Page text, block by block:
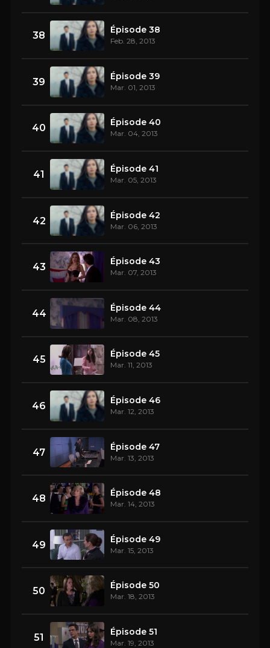
38 Épisode 38
Feb. 28, 2013
39 Épisode 39
Mar. 01, 2013
40 Épisode 40
Mar. 04, 2013
41 Épisode 41
Mar. 05, 2013
42 Épisode 42
Mar. 06, 2013
43 Épisode 43
Mar. 07, 2013
44 Épisode 44
Mar. 08, 2013
45 Épisode 45
Mar. 11, 2013
46 Épisode 46
Mar. 12, 2013
47 Épisode 47
Mar. 13, 2013
48 Épisode 48
Mar. 14, 2013
49 Épisode 49
Mar. 15, 2013
50 Épisode 50
Mar. 18, 2013
51 Épisode 51
Mar. 19, 2013